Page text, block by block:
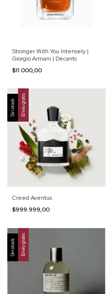
Stronger With You Intensely |
Giorgio Armani | Decants
$11.000,00
Sin stock Envío gratis
Creed Aventus
$999.999,00
Sin stock Envío gratis